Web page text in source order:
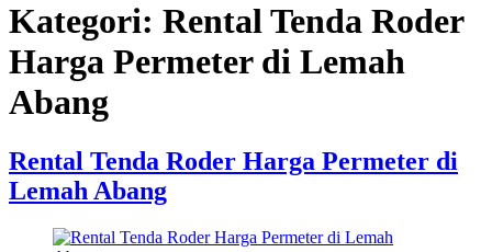
Kategori: Rental Tenda Roder
Harga Permeter di Lemah
Abang
Rental Tenda Roder Harga Permeter di
Lemah Abang